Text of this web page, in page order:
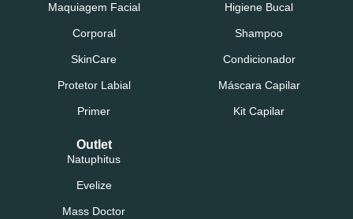
Maquiagem Facial
Corporal
SkinCare
Protetor Labial
Primer
Higiene Bucal
Shampoo
Condicionador
Máscara Capilar
Kit Capilar
Outlet
Natuphitus
Evelize
Mass Doctor